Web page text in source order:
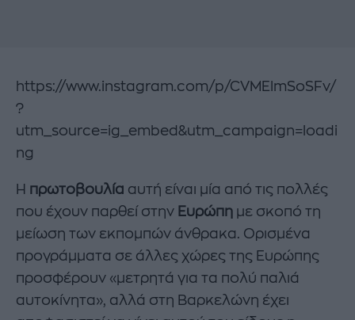
https://www.instagram.com/p/CVMElmSoSFv/
?
utm_source=ig_embed&utm_campaign=loadi
ng
Η πρωτοβουλία αυτή είναι μία από τις πολλές
που έχουν παρθεί στην Ευρώπη με σκοπό τη
μείωση των εκπομπών άνθρακα. Ορισμένα
προγράμματα σε άλλες χώρες της Ευρώπης
προσφέρουν «μετρητά για τα πολύ παλιά
αυτοκίνητα», αλλά στη Βαρκελώνη έχει